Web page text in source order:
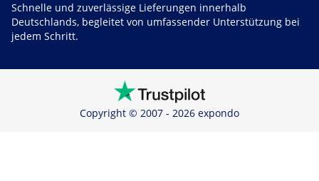
Schnelle und zuverlässige Lieferungen innerhalb
Deutschlands, begleitet von umfassender Unterstützung bei
jedem Schritt.
Copyright © 2007 - 2026 expondo